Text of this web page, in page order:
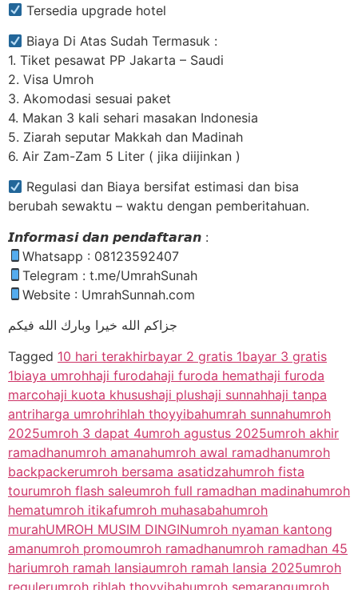
Tersedia upgrade hotel
Biaya Di Atas Sudah Termasuk :
1. Tiket pesawat PP Jakarta – Saudi
2. Visa Umroh
3. Akomodasi sesuai paket
4. Makan 3 kali sehari masakan Indonesia
5. Ziarah seputar Makkah dan Madinah
6. Air Zam-Zam 5 Liter ( jika diijinkan )
Regulasi dan Biaya bersifat estimasi dan bisa
berubah sewaktu – waktu dengan pemberitahuan.
𝙄𝙣𝙛𝙤𝙧𝙢𝙖𝙨𝙞 𝙙𝙖𝙣 𝙥𝙚𝙣𝙙𝙖𝙛𝙩𝙖𝙧𝙖𝙣 :
Whatsapp : 08123592407
Telegram : t.me/UmrahSunah
Website : UmrahSunnah.com
جزاكم الله خيرا وبارك الله فيكم
Tagged 10 hari terakhirbayar 2 gratis 1bayar 3 gratis
1biaya umrohhaji furodahaji furoda hemathaji furoda
marcohaji kuota khusushaji plushaji sunnahhaji tanpa
antriharga umrohrihlah thoyyibahumrah sunnahumroh
2025umroh 3 dapat 4umroh agustus 2025umroh akhir
ramadhanumroh amanahumroh awal ramadhanumroh
backpackerumroh bersama asatidzahumroh fista
tourumroh flash saleumroh full ramadhan madinahumroh
hematumroh itikafumroh muhasabahumroh
murahUMROH MUSIM DINGINumroh nyaman kantong
amanumroh promoumroh ramadhanumroh ramadhan 45
hariumroh ramah lansiaumroh ramah lansia 2025umroh
regulerumroh rihlah thoyyibahumroh semarangumroh